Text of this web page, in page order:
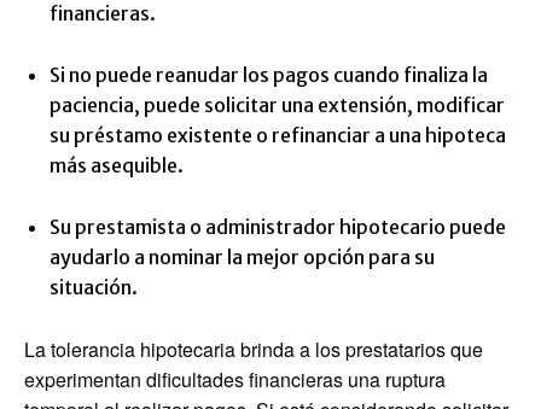
financieras.
Si no puede reanudar los pagos cuando finaliza la
paciencia, puede solicitar una extensión, modificar
su préstamo existente o refinanciar a una hipoteca
más asequible.
Su prestamista o administrador hipotecario puede
ayudarlo a nominar la mejor opción para su
situación.
La tolerancia hipotecaria brinda a los prestatarios que
experimentan dificultades financieras una ruptura